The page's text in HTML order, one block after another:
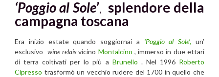
‘Poggio al Sole’, splendore della
campagna toscana
Era inizio estate quando soggiornai a ‘Poggio al Sole’, un’
esclusivo wine relaisvicino Montalcino , immerso in due ettari
di terra coltivati per lo più a Brunello . Nel 1996 Roberto
Cipresso trasformò un vecchio rudere del 1700 in quello che